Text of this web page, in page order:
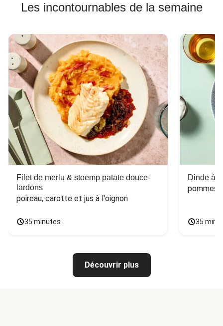
Les incontournables de la semaine
Filet de merlu & stoemp patate douce-
lardons
poireau, carotte et jus à l'oignon
35 minutes
Dinde à
pommes
35
Découvrir plus